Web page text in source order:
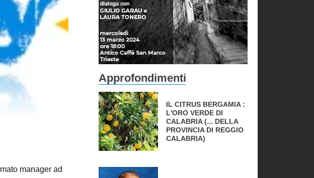
manager ad
Approfondimenti
IL CITRUS BERGAMIA :
L'ORO VERDE DI
CALABRIA (... DELLA
PROVINCIA DI REGGIO
CALABRIA)